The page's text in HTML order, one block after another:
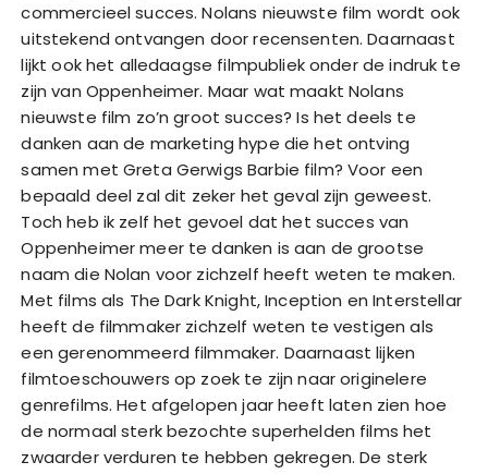
commercieel succes. Nolans nieuwste film wordt ook
uitstekend ontvangen door recensenten. Daarnaast
lijkt ook het alledaagse filmpubliek onder de indruk te
zijn van Oppenheimer. Maar wat maakt Nolans
nieuwste film zo’n groot succes? Is het deels te
danken aan de marketing hype die het ontving
samen met Greta Gerwigs Barbie film? Voor een
bepaald deel zal dit zeker het geval zijn geweest.
Toch heb ik zelf het gevoel dat het succes van
Oppenheimer meer te danken is aan de grootse
naam die Nolan voor zichzelf heeft weten te maken.
Met films als The Dark Knight, Inception en Interstellar
heeft de filmmaker zichzelf weten te vestigen als
een gerenommeerd filmmaker. Daarnaast lijken
filmtoeschouwers op zoek te zijn naar originelere
genrefilms. Het afgelopen jaar heeft laten zien hoe
de normaal sterk bezochte superhelden films het
zwaarder verduren te hebben gekregen. De sterk